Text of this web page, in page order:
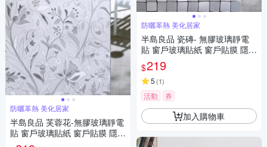
防曬革熱 美化居家
半島良品 芙蓉花-無膠玻璃靜電
貼 窗戶玻璃貼紙 窗戶貼膜 隱私
貼 靜電玻璃貼45x200cm
防曬革熱 美化居家
半島良品 瓷磚- 無膠玻璃靜電
貼 窗戶玻璃貼紙 窗戶貼膜 隱私
貼 靜電玻璃貼45x200cm
$219
5 (1)
活動 券
加入購物車